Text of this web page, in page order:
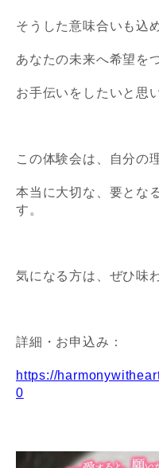
そうした意味合いも込
あなたの未来へ希望を
お手伝いをしたいと思
この体験会は、自分の
本当に大切な、要とな
す。
気になる方は、ぜひ味
詳細・お申込み：
https://
0